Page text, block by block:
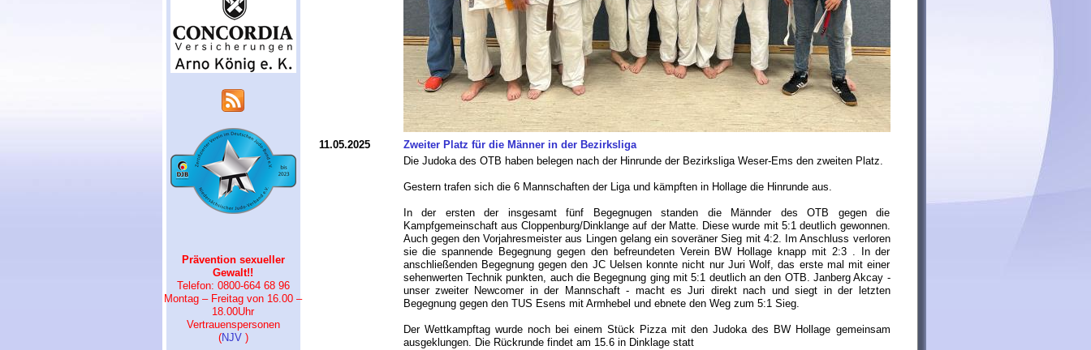
Prävention sexueller
Gewalt!!
Telefon: 0800-664 68 96
Montag – Freitag von 16.00 –
18.00Uhr
Vertrauenspersonen
(NJV)
11.05.2025
Zweiter Platz für die Männer in der Bezirksliga
Die Judoka des OTB haben belegen nach der Hinrunde der Bezirksliga Weser-Ems den zweiten Platz.
Gestern trafen sich die 6 Mannschaften der Liga und kämpften in Hollage die Hinrunde aus.
In der ersten der insgesamt fünf Begegnugen standen die Männder des OTB gegen die
Kampfgemeinschaft aus Cloppenburg/Dinklange auf der Matte. Diese wurde mit 5:1 deutlich gewonnen.
Auch gegen den Vorjahresmeister aus Lingen gelang ein soveräner Sieg mit 4:2. Im Anschluss verloren
sie die spannende Begegnung gegen den befreundeten Verein BW Hollage knapp mit 2:3 . In der
anschließenden Begegnung gegen den JC Uelsen konnte nicht nur Juri Wolf, das erste mal mit einer
sehenwerten Technik punkten, auch die Begegnung ging mit 5:1 deutlich an den OTB. Janberg Akcay -
unser zweiter Newcomer in der Mannschaft - macht es Juri direkt nach und siegt in der letzten
Begegnung gegen den TUS Esens mit Armhebel und ebnete den Weg zum 5:1 Sieg.
Der Wettkampftag wurde noch bei einem Stück Pizza mit den Judoka des BW Hollage gemeinsam
ausgeklungen. Die Rückrunde findet am 15.6 in Dinklage statt